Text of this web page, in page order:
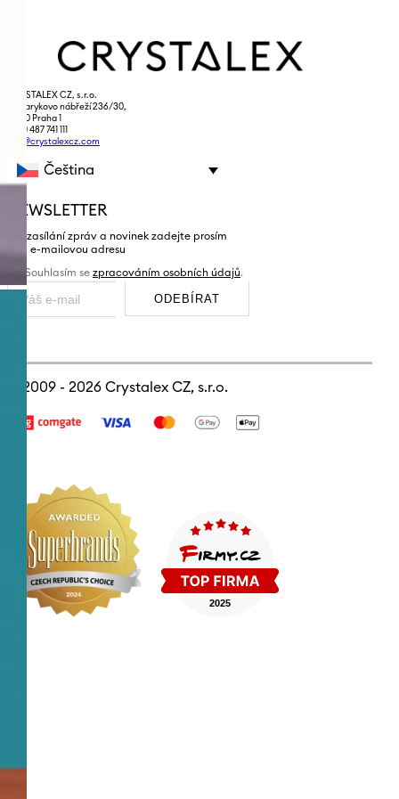
CRYSTALEX CZ, s.r.o.
Masarykovo nábřeží 236/30,
110 00 Praha 1
+420 487 741 111
info@crystalexcz.com
Čeština
NEWSLETTER
pro zasílání zpráv a novinek zadejte prosím
vaši e-mailovou adresu
Souhlasím se zpracováním osobních údajů.
ODEBÍRAT
© 2009 - 2026 Crystalex CZ, s.r.o.